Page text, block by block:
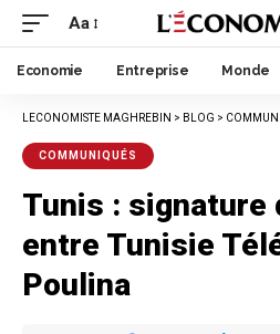
Aa
Economie Entreprise Monde
LECONOMISTE MAGHREBIN > BLOG >
COMMUNIQUÉS
Tunis : signature
entre Tunisie
Poulina